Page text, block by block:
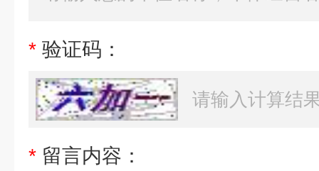
* 验证码：
* 留言内容：